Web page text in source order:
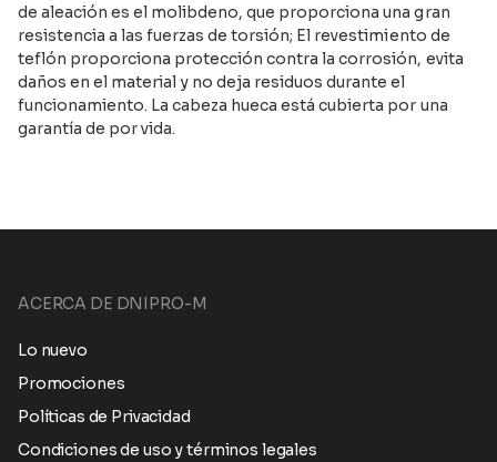
de aleación es el molibdeno, que proporciona una gran
resistencia a las fuerzas de torsión; El revestimiento de
teflón proporciona protección contra la corrosión, evita
daños en el material y no deja residuos durante el
funcionamiento. La cabeza hueca está cubierta por una
garantía de por vida.
ACERCA DE DNIPRO-M
Lo nuevo
Promociones
Políticas de Privacidad
Condiciones de uso y términos legales